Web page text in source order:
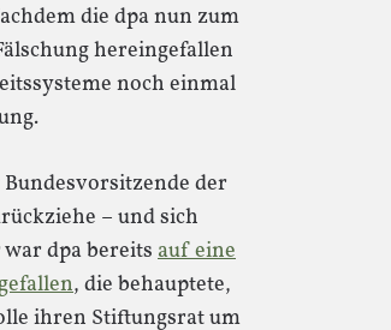
die dpa nun zum
hereingefallen
noch einmal
Bundesvorsitzende der
– und sich
dpa bereits auf eine
, die behauptete,
ihren Stiftungsrat um